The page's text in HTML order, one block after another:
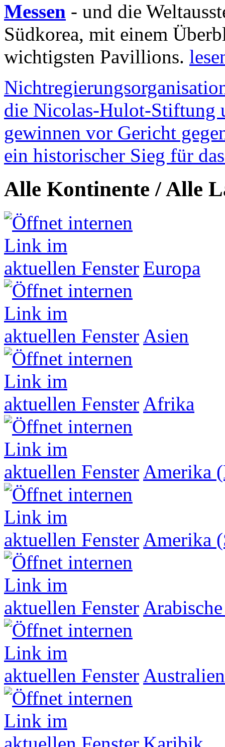
Messen - und die
Südkorea, mit einem
wichtigsten Pavillions.
die Nicolas-Hulot-Stiftung
gewinnen vor Gericht
ein historischer Sieg für
Alle Kontinente / Alle
Europa
Asien
Afrika
Amerika
Amerika
Australien